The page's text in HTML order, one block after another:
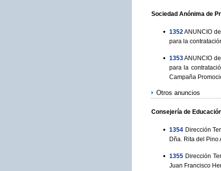
Sociedad Anónima de
1352ANUNCIO
para la
1353ANUNCIO
para la
Campaña
Otros anuncios
Consejería de
1354 Dirección
Dña. Rita del Pino
1355 Dirección
Juan Francisco